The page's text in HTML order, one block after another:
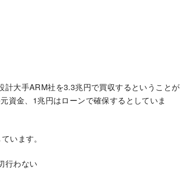
大手ARM社を3.3兆円で買収するということが
資金、1兆円はローンで確保するとしていま
います。
行わない